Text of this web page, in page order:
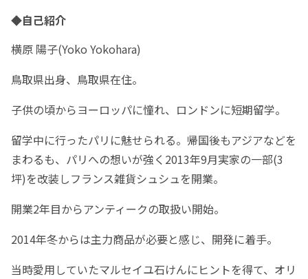
◆自己紹介
横原 陽子(Yoko Yokohara)
鳥取県出身、鳥取県在住。
子供の頃からヨーロッパに憧れ、ロンドンに短期留学。
留学中に行ったパリに魅せられる。帰国後もアジアなどを
まわるも、パリへの想いが強く2013年9月実家の一部(3
坪)を改装しフランス雑貨シュシュを開業。
開業2年目からアンティークの取扱い開始。
2014年冬からは主力商品が必要と感じ、開発に着手。
当時愛用していたマルセイユ石けんにヒントを得て、オリ